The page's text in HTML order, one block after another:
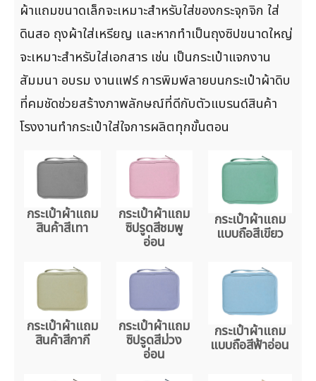
ผ้าแถมขนาดเล็กจะเหมาะสำหรับใส่ของกระจุกจิก ใส่
ดินสอ ถุงผ้าใส่เหรียญ และหากทำเป็นถุงซิปขนาดใหญ่
จะเหมาะสำหรับใส่เอกสาร เช่น เป็นกระเป๋าแจกงาน
สัมมนา อบรม งานแฟร์ การพิมพ์ลายบนกระเป๋าผ้าดิบ
ที่คมชัดช่วยสร้างภาพลักษณ์ที่ดีกับตัวแบรนด์สินค้า
โรงงานทำกระเป๋าใส่ใจการผลิตทุกขั้นตอน
กระเป๋าผ้าแถม
สินค้าสีเทา
กระเป๋าผ้าแถม
ซิปรูดสีชมพู
อ่อน
กระเป๋าผ้าแถม
แบบถือสีเขียว
กระเป๋าผ้าแถม
สินค้าสีกากี
กระเป๋าผ้าแถม
ซิปรูดสีม่วง
อ่อน
กระเป๋าผ้าแถม
แบบถือสีฟ้าอ่อน